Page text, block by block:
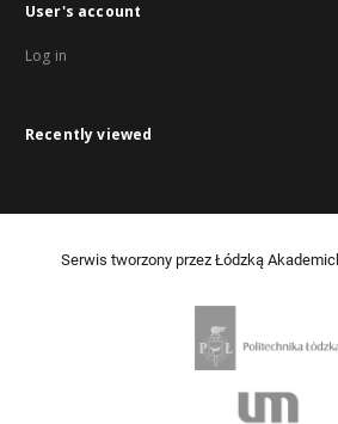
User's account
Log in
Recently viewed
Serwis tworzony przez Łódzką